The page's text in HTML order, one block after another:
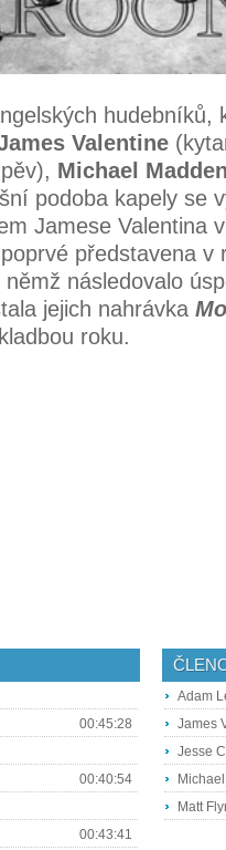
Valentine
Michael
podoba kapely se
Jamese Valentina
představena v
němž následovalo
jejich nahrávka
roku.
00:45:28
00:40:54
00:43:41
Adam
James
Jesse
Matt